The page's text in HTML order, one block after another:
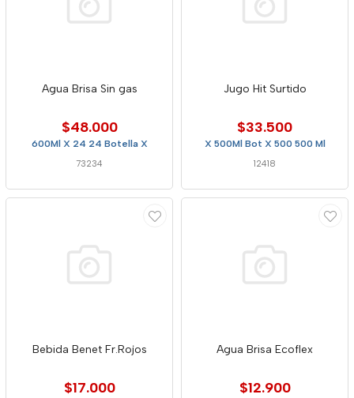
Agua Brisa Sin gas
$48.000
600Ml X 24 24 Botella X
73234
Jugo Hit Surtido
$33.500
X 500Ml Bot X 500 500 Ml
12418
Bebida Benet Fr.Rojos
$17.000
Agua Brisa Ecoflex
$12.900